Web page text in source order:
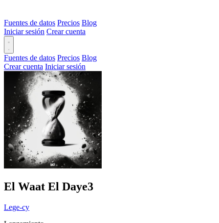
Fuentes de datos Precios Blog
Iniciar sesión Crear cuenta
Fuentes de datos Precios Blog
Crear cuenta Iniciar sesión
El Waat El Daye3
Lege-cy